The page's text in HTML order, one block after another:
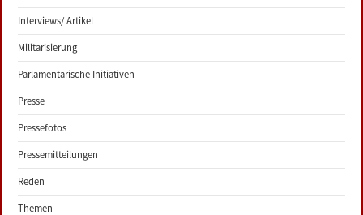
Interviews/ Artikel
Militarisierung
Parlamentarische Initiativen
Presse
Pressefotos
Pressemitteilungen
Reden
Themen